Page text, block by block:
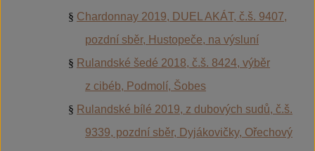
§ Chardonnay 2019, DUEL AKÁT, č.š. 9407,
pozdní sběr, Hustopeče, na výsluní
§ Rulandské šedé 2018, č.š. 8424, výběr
z cibéb, Podmolí, Šobes
§ Rulandské bílé 2019, z dubových sudů, č.š.
9339, pozdní sběr, Dyjákovičky, Ořechový